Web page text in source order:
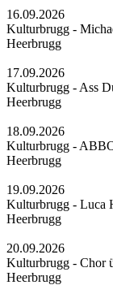
16.09.2026
Kulturbrugg -
Heerbrugg
17.09.2026
Kulturbrugg - Ass
Heerbrugg
18.09.2026
Kulturbrugg -
Heerbrugg
19.09.2026
Kulturbrugg - Luca
Heerbrugg
20.09.2026
Kulturbrugg - Chor
Heerbrugg